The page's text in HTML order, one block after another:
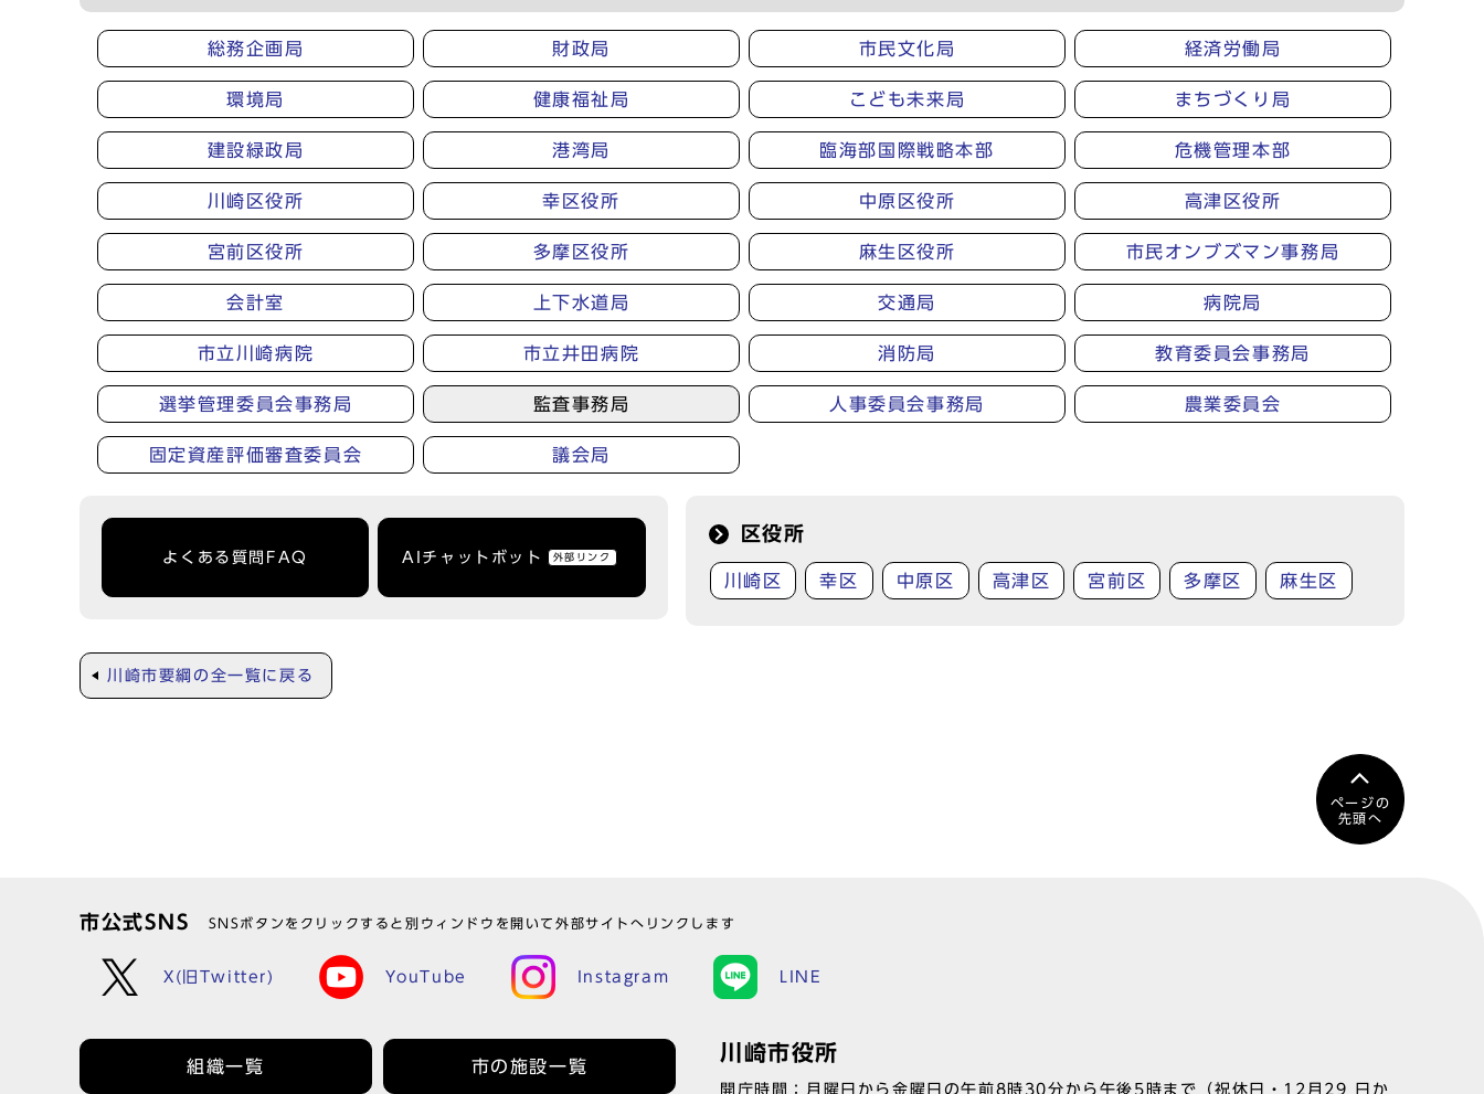
総務企画局 財政局 市民文化局 経済労働局
環境局 健康福祉局 こども未来局 まちづくり局
建設緑政局 港湾局 臨海部国際戦略本部 危機管理本部
川崎区役所 幸区役所 中原区役所 高津区役所
宮前区役所 多摩区役所 麻生区役所 市民オンブズマン事務局
会計室 上下水道局 交通局 病院局
市立川崎病院 市立井田病院 消防局 教育委員会事務局
選挙管理委員会事務局 監査事務局 人事委員会事務局 農業委員会
固定資産評価審査委員会 議会局
よくある質問FAQ AIチャットボット 外部リンク
区役所
川崎区 幸区 中原区 高津区 宮前区 多摩区 麻生区
川崎市要綱の全一覧に戻る
ページの
先頭へ
市公式SNS SNSボタンをクリックすると別ウィンドウを開いて外部サイトへリンクします
X(旧Twitter) YouTube Instagram LINE
組織一覧 市の施設一覧
川崎市役所
開庁時間：月曜日から金曜日の午前8時30分から午後5時まで（祝休日・12月29 日か